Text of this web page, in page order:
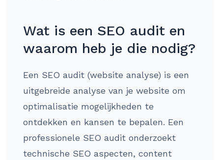
Wat is een SEO audit en
waarom heb je die nodig?
Een SEO audit (website analyse) is een
uitgebreide analyse van je website om
optimalisatie mogelijkheden te
ontdekken en kansen te bepalen. Een
professionele SEO audit onderzoekt
technische SEO aspecten, content